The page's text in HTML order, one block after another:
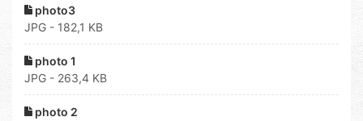
photo3
JPG - 182,1 KB
photo 1
JPG - 263,4 KB
photo 2